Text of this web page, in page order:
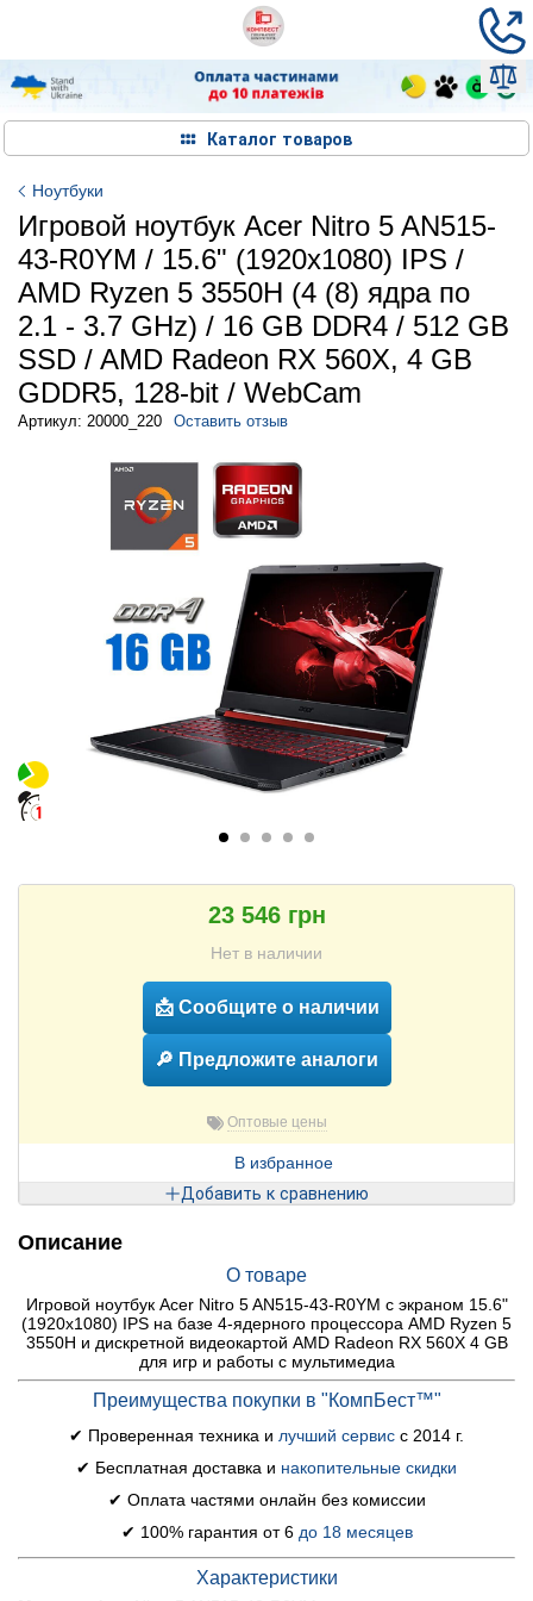
Каталог товаров
Ноутбуки
Игровой ноутбук Acer Nitro 5 AN515-
43-R0YM / 15.6" (1920x1080) IPS /
AMD Ryzen 5 3550H (4 (8) ядра по
2.1 - 3.7 GHz) / 16 GB DDR4 / 512 GB
SSD / AMD Radeon RX 560X, 4 GB
GDDR5, 128-bit / WebCam
Артикул: 20000_220 Оставить отзыв
23 546 грн
Нет в наличии
📩 Сообщите о наличии
🔎 Предложите аналоги
Оптовые цены
В избранное
Добавить к сравнению
Описание
О товаре
Игровой ноутбук Acer Nitro 5 AN515-43-R0YM с экраном 15.6"
(1920x1080) IPS на базе 4-ядерного процессора AMD Ryzen 5
3550H и дискретной видеокартой AMD Radeon RX 560X 4 GB
для игр и работы с мультимедиа
Преимущества покупки в "КомпБест™"
✔ Проверенная техника и лучший сервис с 2014 г.
✔ Бесплатная доставка и накопительные скидки
✔ Оплата частями онлайн без комиссии
✔ 100% гарантия от 6 до 18 месяцев
Характеристики